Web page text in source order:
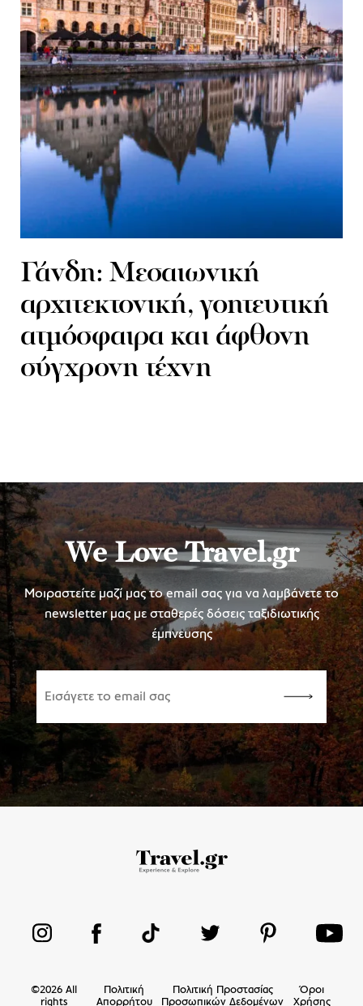
Γάνδη: Μεσαιωνική
αρχιτεκτονική, γοητευτική
ατμόσφαιρα και άφθονη
σύγχρονη τέχνη
We Love Travel.gr
Μοιραστείτε μαζί μας το email σας για να λαμβάνετε το
newsletter μας με σταθερές δόσεις ταξιδιωτικής
έμπνευσης
©2026 All
rights
Πολιτική
Απορρήτου
Πολιτική Προστασίας
Προσωπικών Δεδομένων
Όροι
Χρήσης